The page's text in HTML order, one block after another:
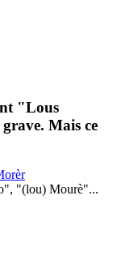
"Lous
Mais ce
"(lou) Mourè"...